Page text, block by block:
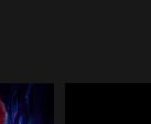
給他一
屋，打算
料換來的